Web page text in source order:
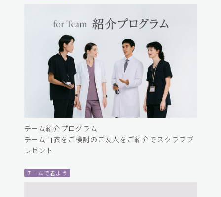
チーム紹介プログラム
チーム白衣をご検討のご友人をご紹介でスクラブプ
レゼント
チームで着よう